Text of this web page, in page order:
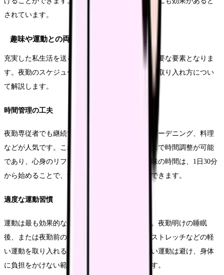
されています。
趣味や運動との両立
充実した私生活を送ることは、ストレス解消の重要な要素となりま
す。夜勤のスケジュールに合わせた趣味や運動の取り入れ方につい
て解説します。
時間管理の工夫
夜勤専従者でも継続できる趣味として、読書、ガーデニング、料理
などが人気です。これらの活動は、自分のペースで時間調整が可能
であり、心身のリフレッシュに効果的です。趣味の時間は、1日30分
から始めることで、無理なく習慣化することができます。
適度な運動習慣
運動は最も効果的なストレス解消法の一つです。夜勤明けの睡眠
後、または夜勤前の時間帯に、ウォーキングやストレッチなどの軽
い運動を取り入れることをお勧めします。激しい運動は避け、身体
に負担をかけない範囲で継続することが重要です。